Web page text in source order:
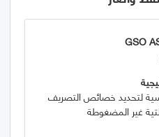
GSO
لتحديد خصائص التصريف
غير المضغوطة